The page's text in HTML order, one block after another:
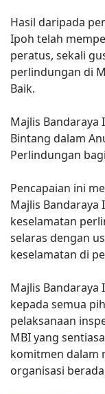
Hasil daripada
Ipoh telah
peratus, sekali
perlindungan di
Baik.
Majlis
Bintang dalam
Perlindungan
Pencapaian ini
Majlis Bandaraya
keselamatan
selaras dengan
keselamatan di
Majlis
kepada semua
pelaksanaan
MBI yang
komitmen dalam
organisasi